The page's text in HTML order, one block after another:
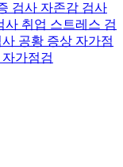
검사 자존감 검사
사 취업 스트레스 검
사 공황 증상 자가점
가점검